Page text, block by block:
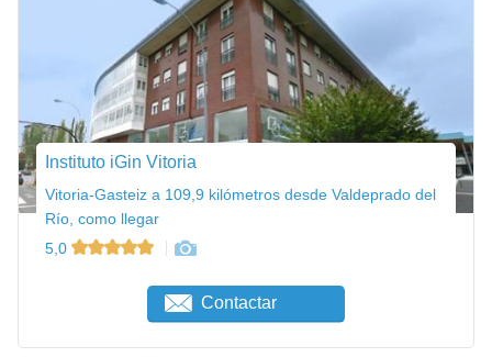
Instituto iGin Vitoria
Vitoria-Gasteiz a 109,9 kilómetros desde Valdeprado del
Río, como llegar
5,0
Contactar